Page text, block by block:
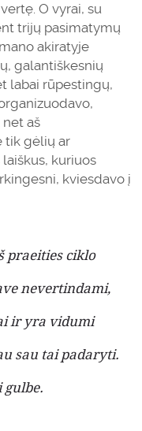
O vyrai, su
trijų pasimatymų
akiratyje
galantiškesnių
labai rūpestingų,
aš
tik gėlių ar
laiškus, kuriuos
kviesdavo į
praeities ciklo
nevertindami,
ir yra vidumi
sau tai padaryti.